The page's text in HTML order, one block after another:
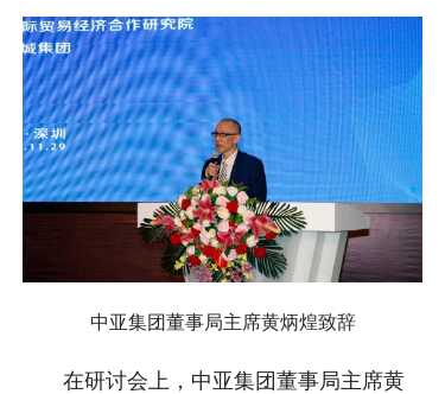
中亚集团董事局主席黄炳煌致辞
在研讨会上，中亚集团董事局主席黄